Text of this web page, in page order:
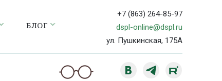
БЛОГ
+7 (863) 264-85-97
dspl-online@dspl.ru
ул. Пушкинская, 175А